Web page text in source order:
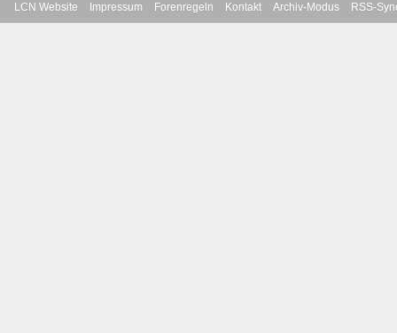
LCN Website Impressum Forenregeln Kontakt Archiv-Modus RSS-